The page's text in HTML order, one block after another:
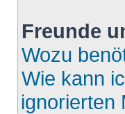
Freunde
Wozu
Wie kann
ignorierten